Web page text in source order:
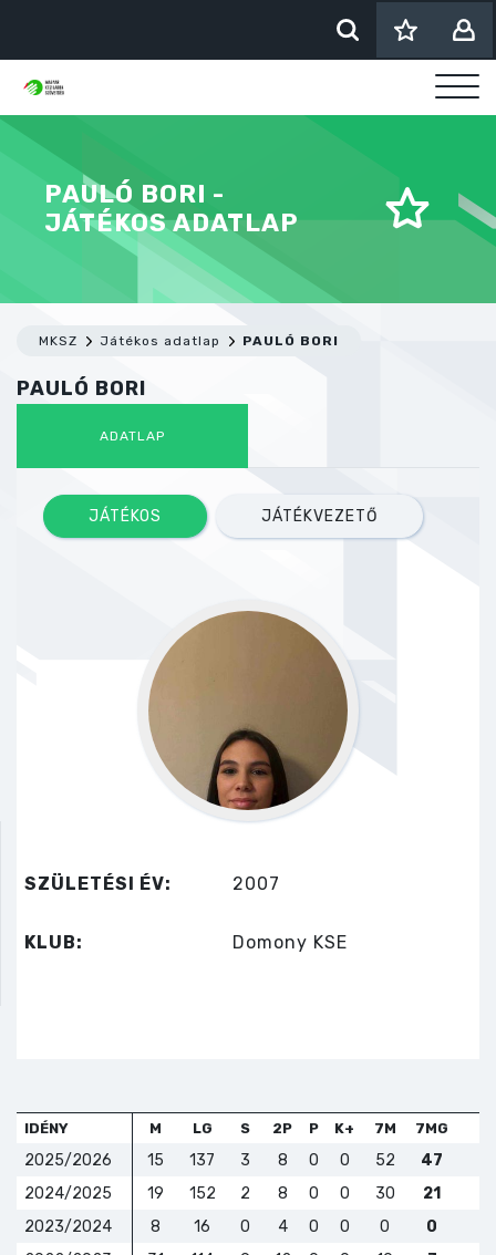
PAULÓ BORI -
JÁTÉKOS ADATLAP
MKSZ Játékos adatlap PAULÓ BORI
PAULÓ BORI
ADATLAP
JÁTÉKOS JÁTÉKVEZETŐ
SZÜLETÉSI ÉV: 2007
KLUB: Domony KSE
IDÉNY M LG S 2P P K+ 7M 7MG
2025/2026 15 137 3 8 0 0 52
47
2024/2025
19 152 2 8 0 0 30
21
2023/2024
8 16 0 4 0 0 0
0